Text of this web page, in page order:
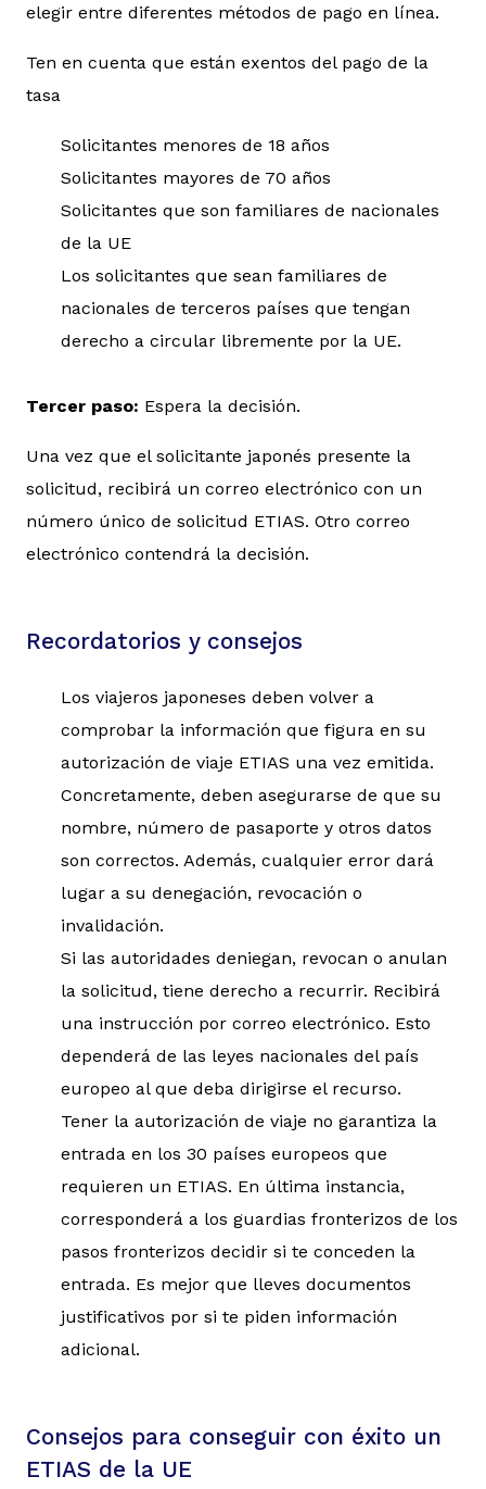
elegir entre diferentes métodos de pago en línea.
Ten en cuenta que están exentos del pago de la
tasa
Solicitantes menores de 18 años
Solicitantes mayores de 70 años
Solicitantes que son familiares de nacionales
de la UE
Los solicitantes que sean familiares de
nacionales de terceros países que tengan
derecho a circular libremente por la UE.
Tercer paso: Espera la decisión.
Una vez que el solicitante japonés presente la
solicitud, recibirá un correo electrónico con un
número único de solicitud ETIAS. Otro correo
electrónico contendrá la decisión.
Recordatorios y consejos
Los viajeros japoneses deben volver a
comprobar la información que figura en su
autorización de viaje ETIAS una vez emitida.
Concretamente, deben asegurarse de que su
nombre, número de pasaporte y otros datos
son correctos. Además, cualquier error dará
lugar a su denegación, revocación o
invalidación.
Si las autoridades deniegan, revocan o anulan
la solicitud, tiene derecho a recurrir. Recibirá
una instrucción por correo electrónico. Esto
dependerá de las leyes nacionales del país
europeo al que deba dirigirse el recurso.
Tener la autorización de viaje no garantiza la
entrada en los 30 países europeos que
requieren un ETIAS. En última instancia,
corresponderá a los guardias fronterizos de los
pasos fronterizos decidir si te conceden la
entrada. Es mejor que lleves documentos
justificativos por si te piden información
adicional.
Consejos para conseguir con éxito un
ETIAS de la UE